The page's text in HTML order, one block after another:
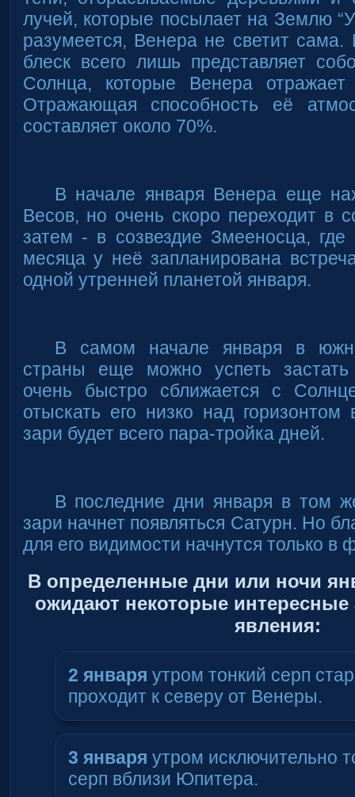
лучей, которые посылает на Землю
разумеется, Венера не светит
блеск всего лишь представляет
Солнца, которые Венера
Отражающая способность её
составляет около 70%.
В начале января Венера еще
Весов, но очень скоро переходит в
затем - в созвездие Змееносца,
месяца у неё запланирована
одной утренней планетой января.
В самом начале января в
страны еще можно успеть
очень быстро сближается с
отыскать его низко над
зари будет всего пара-тройка дней.
В последние дни января в том
зари начнет появляться Сатурн. Но
для его видимости начнутся только в
В определенные дни или ночи
ожидают некоторые интересные
явления:
2 января утром тонкий серп
проходит к северу от Венеры.
3 января утром исключительно
серп вблизи Юпитера.